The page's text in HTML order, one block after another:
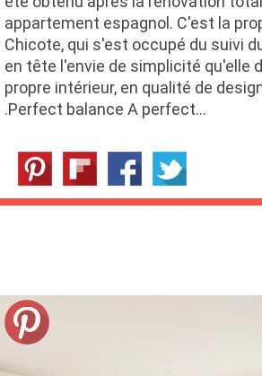
appartement espagnol. C'est la
Chicote, qui s'est occupé du suivi
en tête l'envie de simplicité qu'elle
propre intérieur, en qualité de
.Perfect balance A perfect…